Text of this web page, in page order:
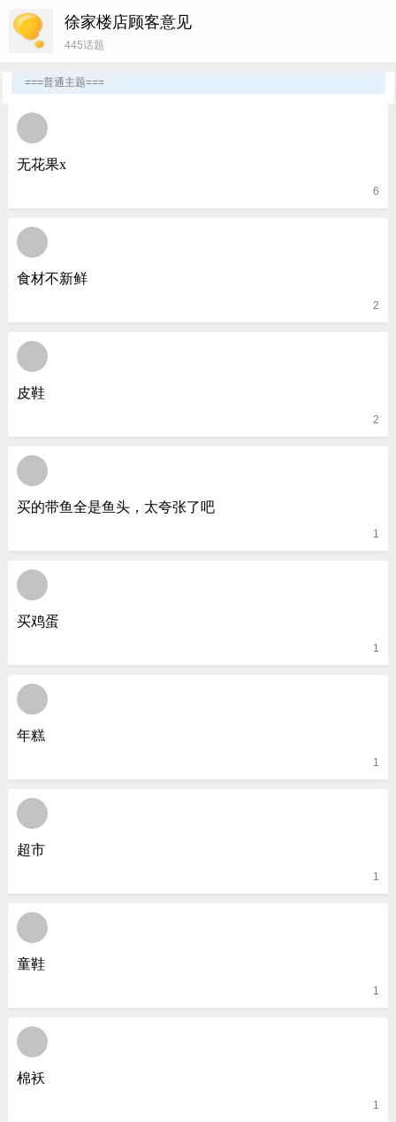
徐家楼店顾客意见
445话题
===普通主题===
无花果x
6
食材不新鲜
2
皮鞋
2
买的带鱼全是鱼头，太夸张了吧
1
买鸡蛋
1
年糕
1
超市
1
童鞋
1
棉袄
1